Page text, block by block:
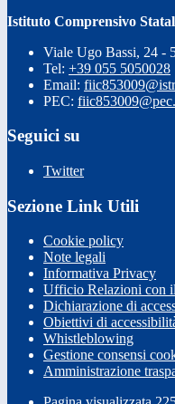
Istituto Comprensivo
Viale Ugo Bassi, 24 -
Tel: +39 055 5050028
Email:
PEC:
Seguici su
Twitter
Sezione Link Utili
Cookie policy
Note legali
Informativa Privacy
Ufficio Relazioni con
Dichiarazione di
Obiettivi di
Whistleblowing
Gestione consensi
Amministrazione